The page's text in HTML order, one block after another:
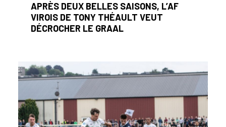
APRÈS DEUX BELLES SAISONS, L’AF
VIROIS DE TONY THÉAULT VEUT
DÉCROCHER LE GRAAL